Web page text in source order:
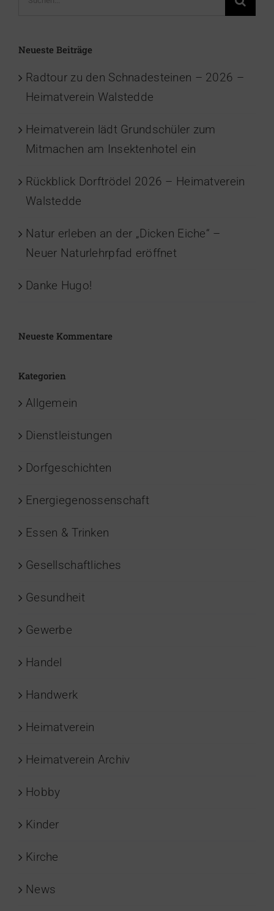
Neueste Beiträge
Radtour zu den Schnadesteinen – 2026 –
Heimatverein Walstedde
Heimatverein lädt Grundschüler zum
Mitmachen am Insektenhotel ein
Rückblick Dorftrödel 2026 – Heimatverein
Walstedde
Natur erleben an der „Dicken Eiche“ –
Neuer Naturlehrpfad eröffnet
Danke Hugo!
Neueste Kommentare
Kategorien
Allgemein
Dienstleistungen
Dorfgeschichten
Energiegenossenschaft
Essen & Trinken
Gesellschaftliches
Gesundheit
Gewerbe
Handel
Handwerk
Heimatverein
Heimatverein Archiv
Hobby
Kinder
Kirche
News